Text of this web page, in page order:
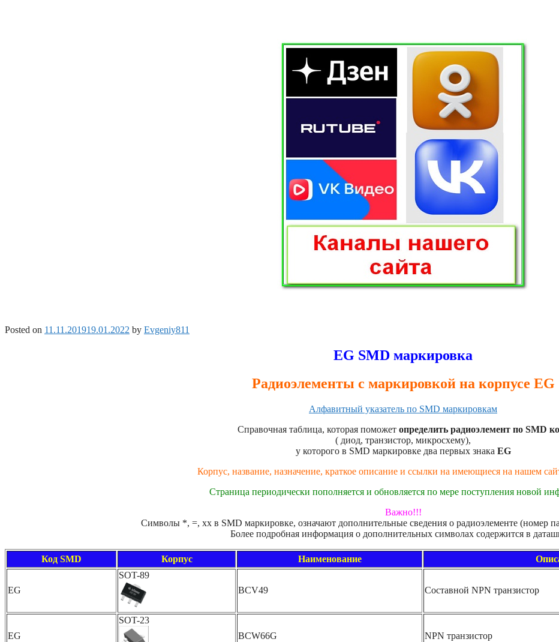
Posted on 11.11.201919.01.2022 by Evgeniy811
EG SMD маркировка
Радиоэлементы с маркировкой на корпусе EG
Алфавитный указатель по SMD маркировкам
Справочная таблица, которая поможет определить радиоэлемент по SMD
( диод, транзистор, микросхему),
у которого в SMD маркировке два первых знака EG
Корпус, название, назначение, краткое описание и ссылки на имеющиеся на нашем
Страница периодически пополняется и обновляется по мере поступления новой
Важно!!!
Символы *, =, xx в SMD маркировке, означают дополнительные сведения о радиоэлементе (номер
Более подробная информация о дополнительных символах содержится в
Код SMD Корпус Наименование
EG
SOT-89
BCV49
Составной NPN транзистор
EG
SOT-23
BCW66G
NPN транзистор